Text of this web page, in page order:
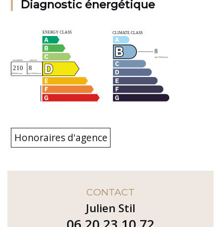
Diagnostic énergétique
Honoraires d'agence
CONTACT
Julien Stil